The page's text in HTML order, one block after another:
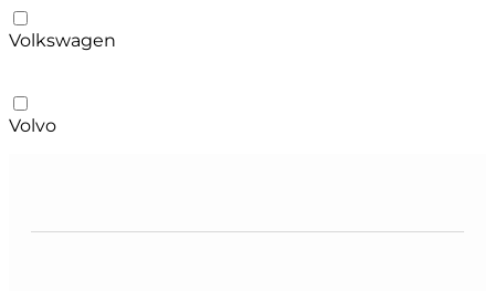
Volkswagen
Volvo